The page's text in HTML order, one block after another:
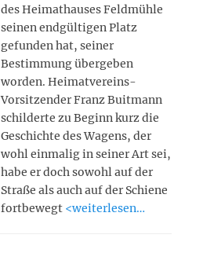
des Heimathauses Feldmühle
seinen endgültigen Platz
gefunden hat, seiner
Bestimmung übergeben
worden. Heimatvereins-
Vorsitzender Franz Buitmann
schilderte zu Beginn kurz die
Geschichte des Wagens, der
wohl einmalig in seiner Art sei,
habe er doch sowohl auf der
Straße als auch auf der Schiene
fortbewegt <weiterlesen…